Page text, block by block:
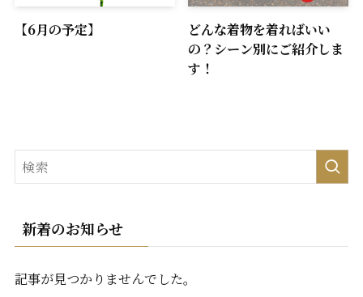
【6月の予定】
どんな着物を着ればいい
の？シーン別にご紹介しま
す！
新着のお知らせ
記事が見つかりませんでした。